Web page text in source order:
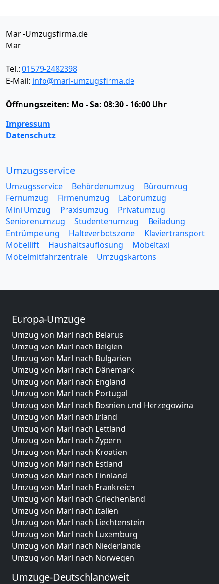
Marl-Umzugsfirma.de
Marl
Tel.: 01579-2482398
E-Mail: info@marl-umzugsfirma.de
Öffnungszeiten: Mo - Sa: 08:30 - 16:00 Uhr
Impressum
Datenschutz
Umzugsservice
Umzugsservice Behördenumzug
Büroumzug
Fernumzug
Firmenumzug
Laborumzug
Mini Umzug
Praxisumzug
Privatumzug
Seniorenumzug
Studentenumzug
Beiladung
Entrümpelung
Halteverbotszone
Klaviertransport
Möbellift
Haushaltsauflösung
Möbeltaxi
Möbelmitfahrzentrale
Umzugskartons
Europa-Umzüge
Umzug von Marl nach Belarus
Umzug von Marl nach Belgien
Umzug von Marl nach Bulgarien
Umzug von Marl nach Dänemark
Umzug von Marl nach England
Umzug von Marl nach Portugal
Umzug von Marl nach Bosnien und Herzegowina
Umzug von Marl nach Irland
Umzug von Marl nach Lettland
Umzug von Marl nach Zypern
Umzug von Marl nach Kroatien
Umzug von Marl nach Estland
Umzug von Marl nach Finnland
Umzug von Marl nach Frankreich
Umzug von Marl nach Griechenland
Umzug von Marl nach Italien
Umzug von Marl nach Liechtenstein
Umzug von Marl nach Luxemburg
Umzug von Marl nach Niederlande
Umzug von Marl nach Norwegen
Umzüge-Deutschlandweit